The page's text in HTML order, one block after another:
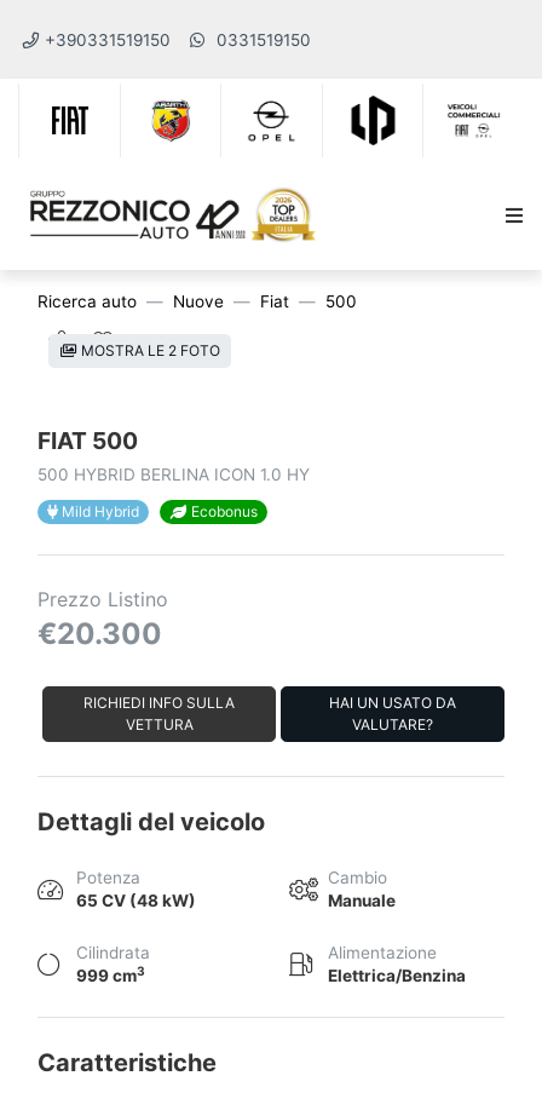
+390331519150 0331519150
Ricerca auto Nuove Fiat 500
MOSTRA LE 2 FOTO
FIAT 500
500 HYBRID BERLINA ICON 1.0 HY
Mild Hybrid Ecobonus
Prezzo Listino
€20.300
RICHIEDI INFO SULLA
VETTURA
HAI UN USATO DA
VALUTARE?
Dettagli del veicolo
Potenza
65 CV (48 kW)
Cambio
Manuale
Cilindrata
999 cm3
Alimentazione
Elettrica/Benzina
Caratteristiche